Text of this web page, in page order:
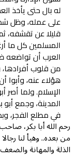
له بال حتى يأخذ
على عمله، وظل
قليلا عن تقشفه،
المسلمين كل ما
العرب أن تواضعه
من قلوب أفرادها،
هؤلاء عنه، وأبوا
الإسلام. ولما أصر
المدينة، وجمع
في مطلع الفجر،
رحم الله أبا بكر،
من بعده.. وهيأ لنا
الذلة والمهانة